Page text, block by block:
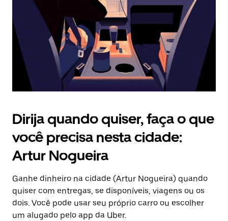
o
calendário.
Dirija quando quiser, faça o que
você precisa nesta cidade:
Artur Nogueira
Ganhe dinheiro na cidade (Artur Nogueira) quando
quiser com entregas, se disponíveis, viagens ou os
dois. Você pode usar seu próprio carro ou escolher
um alugado pelo app da Uber.